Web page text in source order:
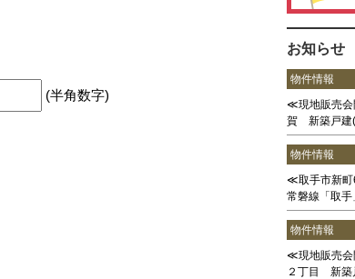
(半角数字)
お知らせ